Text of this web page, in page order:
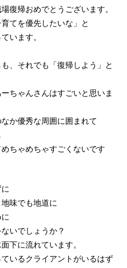
復帰おめでとうございます。
てを優先したいな」と
います。
、それでも「復帰しよう」と
ちゃんさんはすごいと思いま
か優秀な周囲に囲まれて
ちゃめちゃすごくないです
味でも地道に
いでしょうか？
下に流れています。
いるクライアントがいるはず